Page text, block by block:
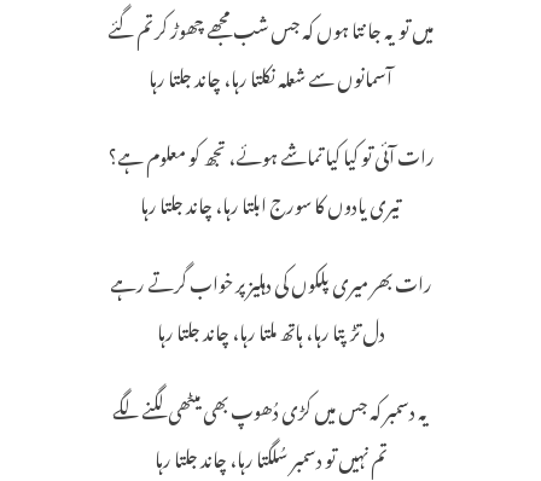
میں تو یہ جانتا ہوں کہ جس شب مجھے چھوڑ کر تم گئے
آسمانوں سے شعلہ نکلتا رہا، چاند جلتا رہا
رات آئی تو کیا کیا تماشے ہوئے، تجھ کو معلوم ہے؟
تیری یادوں کا سورج ابلتا رہا، چاند جلتا رہا
رات بھر میری پلکوں کی دہلیز پر خواب گرتے رہے
دل تڑپتا رہا، ہاتھ ملتا رہا، چاند جلتا رہا
یہ دسمبر کہ جس میں کڑی دُھوپ بھی میٹھی لگنے لگے
تم نہیں تو دسمبر سُلگتا رہا، چاند جلتا رہا